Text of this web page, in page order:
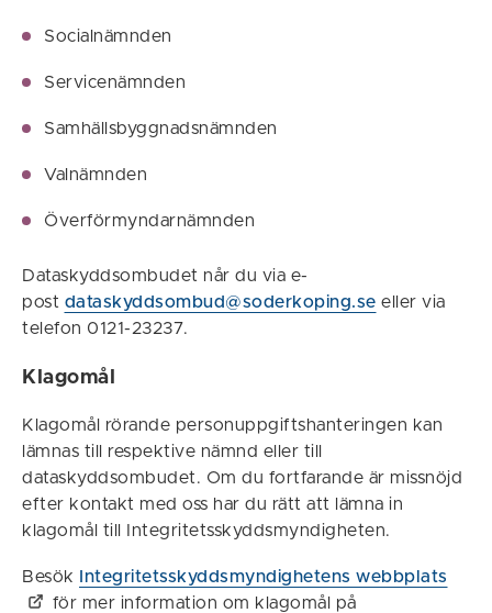
Socialnämnden
Servicenämnden
Samhällsbyggnadsnämnden
Valnämnden
Överförmyndarnämnden
Dataskyddsombudet når du via e-
post dataskyddsombud@soderkoping.se eller via
telefon 0121-23237.
Klagomål
Klagomål rörande personuppgiftshanteringen kan
lämnas till respektive nämnd eller till
dataskyddsombudet. Om du fortfarande är missnöjd
efter kontakt med oss har du rätt att lämna in
klagomål till Integritetsskyddsmyndigheten.
Besök
Integritetsskyddsmyndighetens webbplats
för mer information om klagomål på